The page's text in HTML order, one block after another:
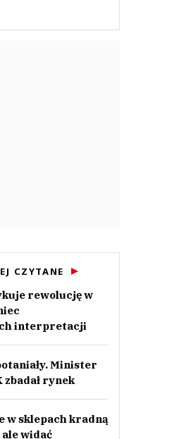
CZYTANE
rewolucję w
interpretacji
Minister
zbadał rynek
w sklepach kradną
widać